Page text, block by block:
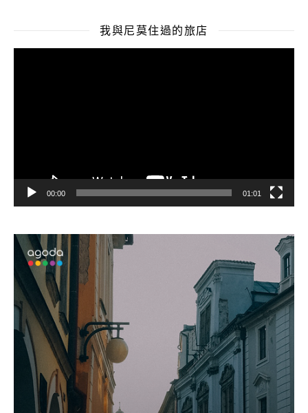
我與尼莫住過的旅店
00:00 01:01